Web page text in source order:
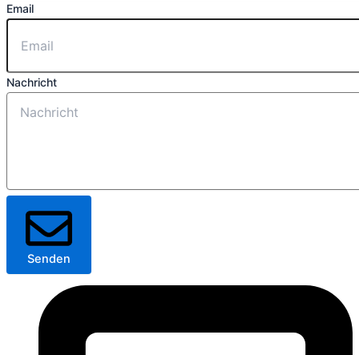
Email
Nachricht
Senden